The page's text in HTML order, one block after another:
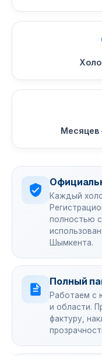
Месяцев
Каждый
полностью
Шымкента.
Полный
Работаем с
и области.
фактуру,